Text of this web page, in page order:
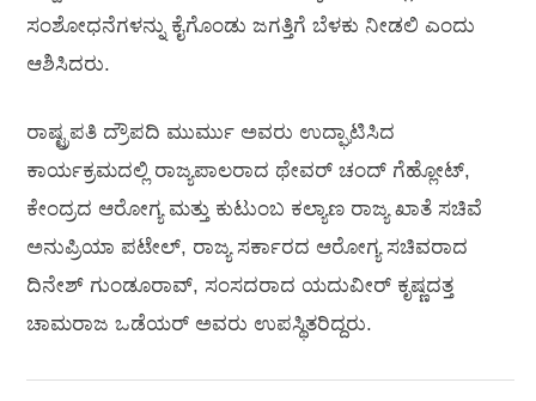
ಸಂಶೋಧನೆಗಳನ್ನು ಕೈಗೊಂಡು ಜಗತ್ತಿಗೆ ಬೆಳಕು ನೀಡಲಿ ಎಂದು
ಆಶಿಸಿದರು.
ರಾಷ್ಟ್ರಪತಿ ದ್ರೌಪದಿ ಮುರ್ಮು ಅವರು ಉದ್ಘಾಟಿಸಿದ
ಕಾರ್ಯಕ್ರಮದಲ್ಲಿ ರಾಜ್ಯಪಾಲರಾದ ಥೇವರ್ ಚಂದ್ ಗೆಹ್ಲೋಟ್,
ಕೇಂದ್ರದ ಆರೋಗ್ಯ ಮತ್ತು ಕುಟುಂಬ ಕಲ್ಯಾಣ ರಾಜ್ಯ ಖಾತೆ ಸಚಿವೆ
ಅನುಪ್ರಿಯಾ ಪಟೇಲ್, ರಾಜ್ಯ ಸರ್ಕಾರದ ಆರೋಗ್ಯ ಸಚಿವರಾದ
ದಿನೇಶ್ ಗುಂಡೂರಾವ್, ಸಂಸದರಾದ ಯದುವೀರ್ ಕೃಷ್ಣದತ್ತ
ಚಾಮರಾಜ ಒಡೆಯರ್ ಅವರು ಉಪಸ್ಥಿತರಿದ್ದರು.